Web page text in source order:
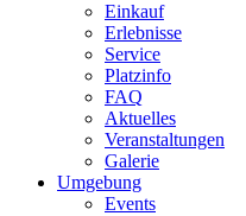
Einkauf
Erlebnisse
Service
Platzinfo
FAQ
Aktuelles
Veranstaltungen
Galerie
Umgebung
Events